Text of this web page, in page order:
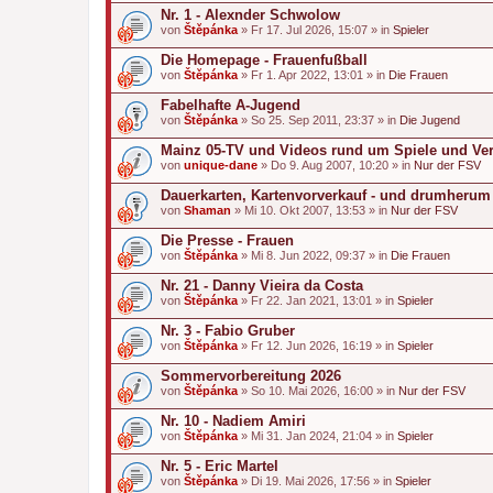
Nr. 1 - Alexnder Schwolow
von Štěpánka » Fr 17. Jul 2026, 15:07 » in Spieler
Die Homepage - Frauenfußball
von Štěpánka » Fr 1. Apr 2022, 13:01 » in Die Frauen
Fabelhafte A-Jugend
von Štěpánka » So 25. Sep 2011, 23:37 » in Die Jugend
Mainz 05-TV und Videos rund um Spiele und
von unique-dane » Do 9. Aug 2007, 10:20 » in Nur der FSV
Dauerkarten, Kartenvorverkauf - und drumherum
von Shaman » Mi 10. Okt 2007, 13:53 » in Nur der FSV
Die Presse - Frauen
von Štěpánka » Mi 8. Jun 2022, 09:37 » in Die Frauen
Nr. 21 - Danny Vieira da Costa
von Štěpánka » Fr 22. Jan 2021, 13:01 » in Spieler
Nr. 3 - Fabio Gruber
von Štěpánka » Fr 12. Jun 2026, 16:19 » in Spieler
Sommervorbereitung 2026
von Štěpánka » So 10. Mai 2026, 16:00 » in Nur der FSV
Nr. 10 - Nadiem Amiri
von Štěpánka » Mi 31. Jan 2024, 21:04 » in Spieler
Nr. 5 - Eric Martel
von Štěpánka » Di 19. Mai 2026, 17:56 » in Spieler